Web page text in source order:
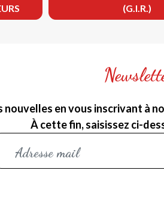
(G.I.R.)
nouvelles en vous inscrivant à
À cette fin, saisissez ci-